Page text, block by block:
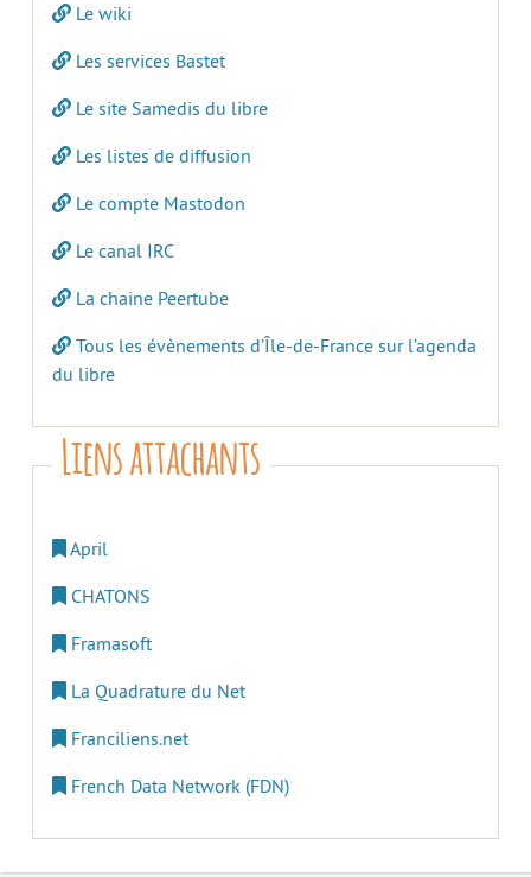
Le wiki
Les services Bastet
Le site Samedis du libre
Les listes de diffusion
Le compte Mastodon
Le canal IRC
La chaine Peertube
Tous les évènements d’Île-de-France sur l’agenda
du libre
Liens attachants
April
CHATONS
Framasoft
La Quadrature du Net
Franciliens.net
French Data Network (FDN)